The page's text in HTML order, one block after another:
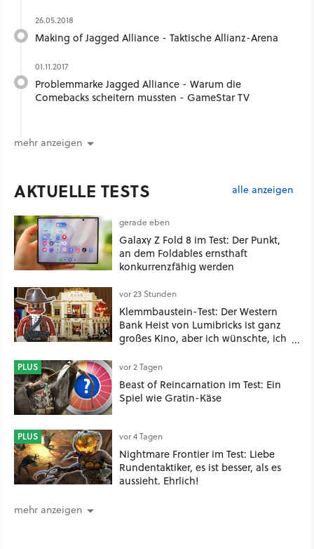
26.05.2018
Making of Jagged Alliance - Taktische Allianz-Arena
01.11.2017
Problemmarke Jagged Alliance - Warum die
Comebacks scheitern mussten - GameStar TV
mehr anzeigen
AKTUELLE TESTS alle anzeigen
gerade eben
Galaxy Z Fold 8 im Test: Der Punkt,
an dem Foldables ernsthaft
konkurrenzfähig werden
vor 23 Stunden
Klemmbaustein-Test: Der Western
Bank Heist von Lumibricks ist ganz
großes Kino, aber ich wünschte, ich
gehört
PLUS vor 2 Tagen
Beast of Reincarnation im Test: Ein
Spiel wie Gratin-Käse
PLUS vor 4 Tagen
Nightmare Frontier im Test: Liebe
Rundentaktiker, es ist besser, als es
aussieht. Ehrlich!
mehr anzeigen